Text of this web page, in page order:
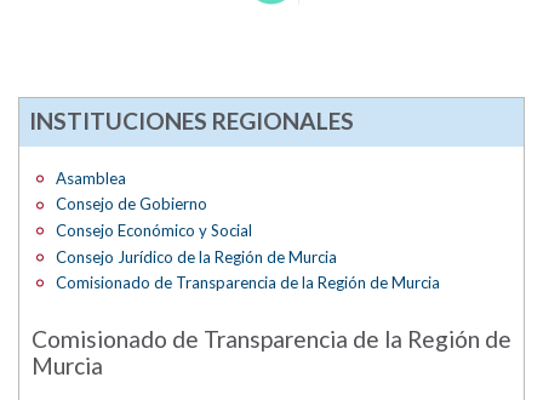
INSTITUCIONES REGIONALES
Asamblea
Consejo de Gobierno
Consejo Económico y Social
Consejo Jurídico de la Región de Murcia
Comisionado de Transparencia de la Región de Murcia
Comisionado de Transparencia de la Región de
Murcia